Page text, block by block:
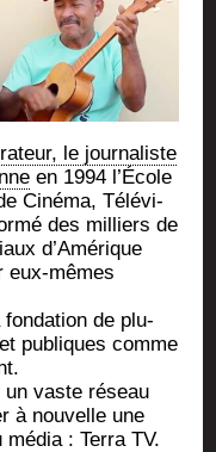
le jour­na­liste
en 1994 l’École
Ciné­ma, Télé­vi­
des mil­liers de
d’Amérique
eux-mêmes
fon­da­tion de plu­
publiques comme
vaste réseau
à nou­velle une
média : Ter­ra TV.